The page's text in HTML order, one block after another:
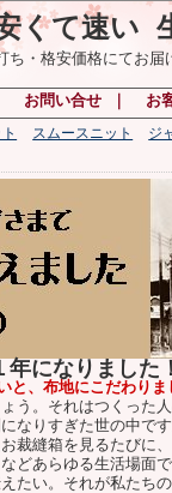
くて速い
・格安価格にてお届
お問い合せ お
スムースニット ジ
になりました！
、布地にこだわりま
う。それはつくった
なりすぎた世の中で
裁縫箱を見るたびに
どあらゆる生活場面
たい。それが私たち